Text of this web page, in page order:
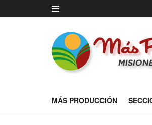
MÁS PRODUCCIÓN